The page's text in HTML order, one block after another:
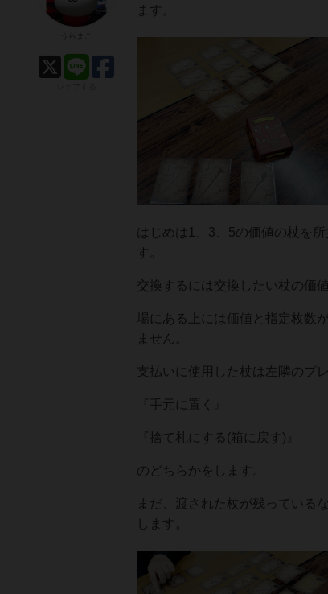
ます。
はじめは1、3、5の価値の杖を
す。
交換するには交換したい杖の価
場にある上には価値と指定枚数
ません。
支払いに使用した杖は左隣のプ
『手元に置く』
『捨て札にする(箱に戻す)』
のどちらかをします。
まだ、渡された杖が残っている
します。